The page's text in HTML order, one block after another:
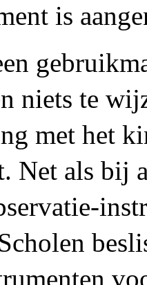
is
niets te
met het
Net als bij